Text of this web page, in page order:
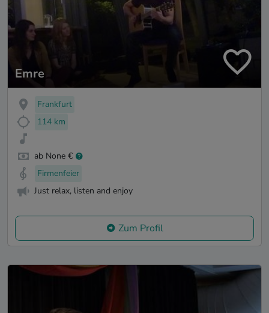
Emre
Frankfurt
114 km
ab None €
Firmenfeier
Just relax, listen and enjoy
Zum Profil